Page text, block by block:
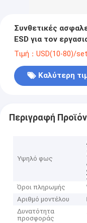
Συνθετικές
ESD για τον
Τιμή：USD(10-80)/set
Καλύτερη
Περιγραφή
Υψηλό φως
,
Όροι πληρωμής
Αριθμό μοντέλου
Δυνατότητα
προσφοράς